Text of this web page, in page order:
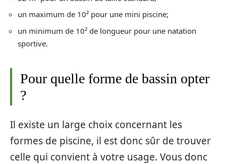
un maximum de 10² pour une mini piscine;
un minimum de 10² de longueur pour une natation
sportive.
Pour quelle forme de bassin opter
?
Il existe un large choix concernant les
formes de piscine, il est donc sûr de trouver
celle qui convient à votre usage. Vous donc